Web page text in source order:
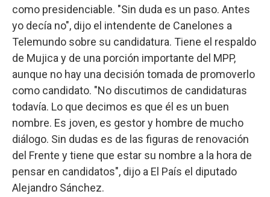
como presidenciable. "Sin duda es un paso. Antes
yo decía no", dijo el intendente de Canelones a
Telemundo sobre su candidatura. Tiene el respaldo
de Mujica y de una porción importante del MPP,
aunque no hay una decisión tomada de promoverlo
como candidato. "No discutimos de candidaturas
todavía. Lo que decimos es que él es un buen
nombre. Es joven, es gestor y hombre de mucho
diálogo. Sin dudas es de las figuras de renovación
del Frente y tiene que estar su nombre a la hora de
pensar en candidatos", dijo a El País el diputado
Alejandro Sánchez.